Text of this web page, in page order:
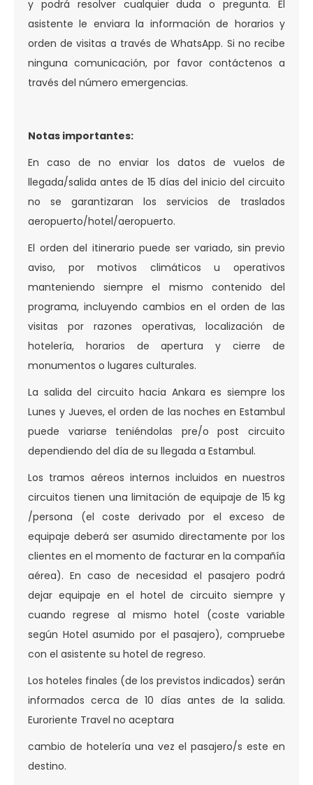
y podrá resolver cualquier duda o pregunta. El
asistente le enviara la información de horarios y
orden de visitas a través de WhatsApp. Si no recibe
ninguna comunicación, por favor contáctenos a
través del número emergencias.
Notas importantes:
En caso de no enviar los datos de vuelos de
llegada/salida antes de 15 días del inicio del circuito
no se garantizaran los servicios de traslados
aeropuerto/hotel/aeropuerto.
El orden del itinerario puede ser variado, sin previo
aviso, por motivos climáticos u operativos
manteniendo siempre el mismo contenido del
programa, incluyendo cambios en el orden de las
visitas por razones operativas, localización de
hotelería, horarios de apertura y cierre de
monumentos o lugares culturales.
La salida del circuito hacia Ankara es siempre los
Lunes y Jueves, el orden de las noches en Estambul
puede variarse teniéndolas pre/o post circuito
dependiendo del día de su llegada a Estambul.
Los tramos aéreos internos incluidos en nuestros
circuitos tienen una limitación de equipaje de 15 kg
/persona (el coste derivado por el exceso de
equipaje deberá ser asumido directamente por los
clientes en el momento de facturar en la compañía
aérea). En caso de necesidad el pasajero podrá
dejar equipaje en el hotel de circuito siempre y
cuando regrese al mismo hotel (coste variable
según Hotel asumido por el pasajero), compruebe
con el asistente su hotel de regreso.
Los hoteles finales (de los previstos indicados) serán
informados cerca de 10 días antes de la salida.
Euroriente Travel no aceptara
cambio de hotelería una vez el pasajero/s este en
destino.